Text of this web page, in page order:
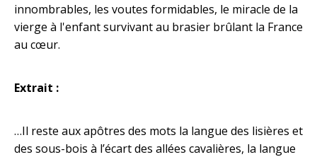
innombrables, les voutes formidables, le miracle de la
vierge à l'enfant survivant au brasier brûlant la France
au cœur.
Extrait :
…Il reste aux apôtres des mots la langue des lisières et
des sous-bois à l’écart des allées cavalières, la langue